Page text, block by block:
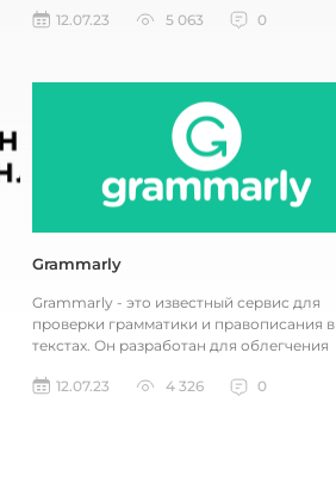
12.07.23
5 063 0
Grammarly
Grammarly - это известный сервис для
проверки грамматики и правописания в
текстах. Он разработан для облегчения
12.07.23
4 326 0